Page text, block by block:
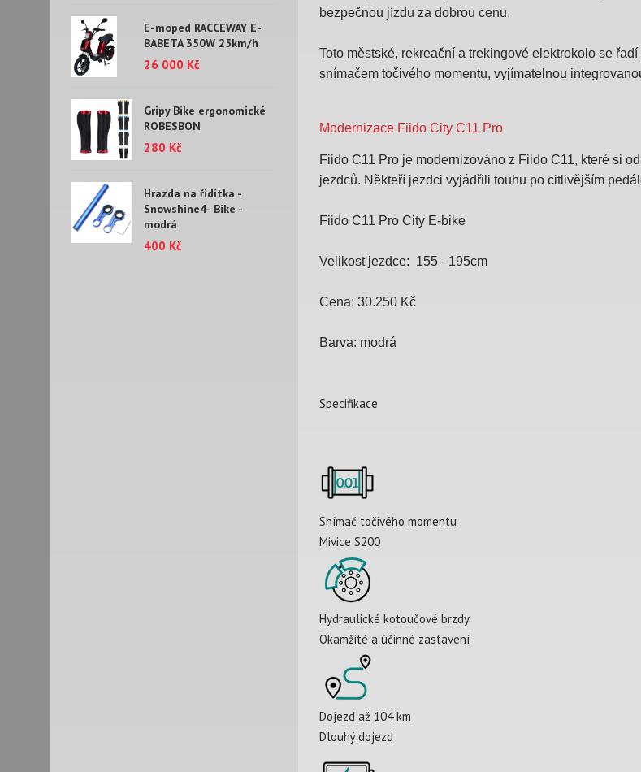
E-moped RACCEWAY E-
BABETA 350W 25km/h
26 000 Kč
Gripy Bike ergonomické
ROBESBON
280 Kč
Hrazda na řidítka -
Snowshine4- Bike -
modrá
400 Kč
bezpečnou jízdu za dobrou cenu.
Toto městské, rekreační a trekingové elektrokolo se
snímačem točivého momentu, vyjímatelnou
Modernizace Fiido City C11 Pro
Fiido C11 Pro je modernizováno z Fiido C11, které si
jezdců. Někteří jezdci vyjádřili touhu po citlivějším
Fiido C11 Pro City E-bike
Velikost jezdce: 155 - 195cm
Cena: 30.250 Kč
Barva: modrá
Specifikace
Snímač točivého momentu
Mivice S200
Hydraulické kotoučové brzdy
Okamžité a účinné zastavení
Dojezd až 104 km
Dlouhý dojezd